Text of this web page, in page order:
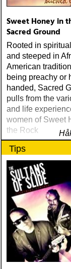
Sweet Honey in
Sacred Ground
Rooted in
and steeped in
American
being preachy or
handed, Sacred
pulls from the
and life
women of Sweet
the Rock
Tips